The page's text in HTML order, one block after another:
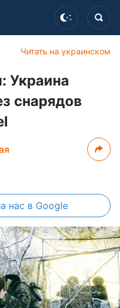
Читать на украинском
Украина
снарядов
нас в Google